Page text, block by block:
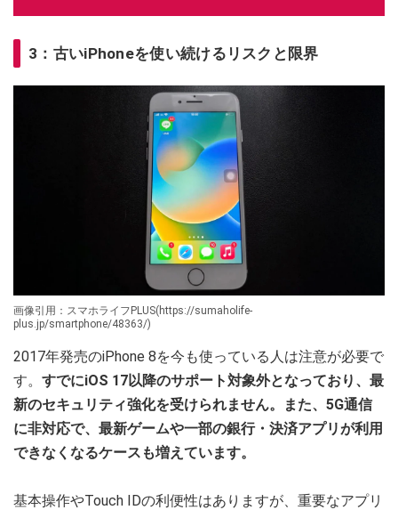
3：古いiPhoneを使い続けるリスクと限界
画像引用：スマホライフPLUS(https://sumaholife-
plus.jp/smartphone/48363/)
2017年発売のiPhone 8を今も使っている人は注意が必要で
す。 すでにiOS 17以降のサポート対象外となっており、最
新のセキュリティ強化を受けられません。また、5G通信
に非対応で、最新ゲームや一部の銀行・決済アプリが利用
できなくなるケースも増えています。
基本操作やTouch IDの利便性はありますが、重要なアプリ